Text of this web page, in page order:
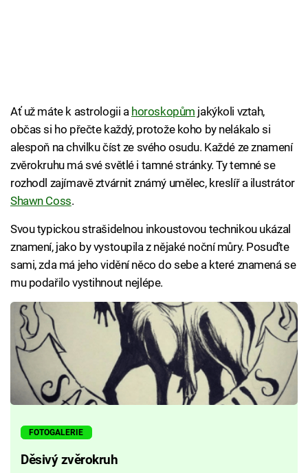
Ať už máte k astrologii a horoskopům jakýkoli vztah,
občas si ho přečte každý, protože koho by nelákalo si
alespoň na chvilku číst ze svého osudu. Každé ze znamení
zvěrokruhu má své světlé i tamné stránky. Ty temné se
rozhodl zajímavě ztvárnit známý umělec, kreslíř a ilustrátor
Shawn Coss.
Svou typickou strašidelnou inkoustovou technikou ukázal
znamení, jako by vystoupila z nějaké noční můry. Posuďte
sami, zda má jeho vidění něco do sebe a které znamená se
mu podařilo vystihnout nejlépe.
FOTOGALERIE
Děsivý zvěrokruh